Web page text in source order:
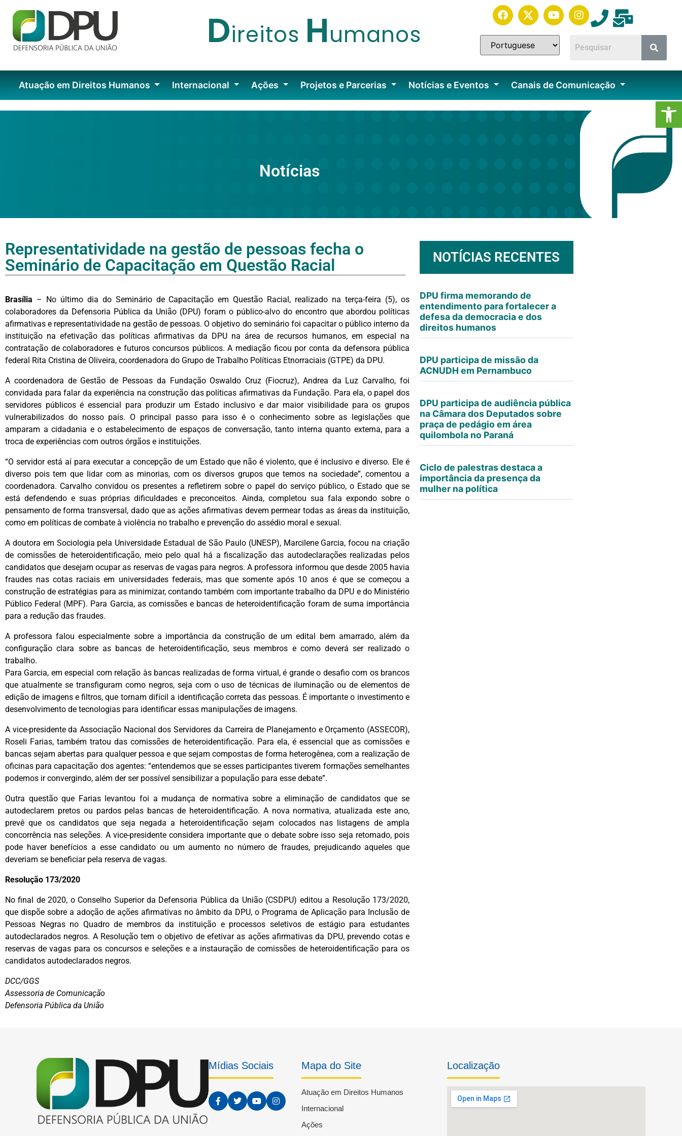
Direitos Humanos
Atuação em Direitos Humanos Internacional Ações Projetos e Parcerias Notícias e Eventos Canais de Comunicação
Notícias
Representatividade na gestão de pessoas fecha o
Seminário de Capacitação em Questão Racial
Brasília – No último dia do Seminário de Capacitação em Questão Racial, realizado na terça-feira (5), os
colaboradores da Defensoria Pública da União (DPU) foram o público-alvo do encontro que abordou políticas
afirmativas e representatividade na gestão de pessoas. O objetivo do seminário foi capacitar o público interno da
instituição na efetivação das políticas afirmativas da DPU na área de recursos humanos, em especial na
contratação de colaboradores e futuros concursos públicos. A mediação ficou por conta da defensora pública
federal Rita Cristina de Oliveira, coordenadora do Grupo de Trabalho Políticas Etnorraciais (GTPE) da DPU.
A coordenadora de Gestão de Pessoas da Fundação Oswaldo Cruz (Fiocruz), Andrea da Luz Carvalho, foi
convidada para falar da experiência na construção das políticas afirmativas da Fundação. Para ela, o papel dos
servidores públicos é essencial para produzir um Estado inclusivo e dar maior visibilidade para os grupos
vulnerabilizados do nosso país. O principal passo para isso é o conhecimento sobre as legislações que
amparam a cidadania e o estabelecimento de espaços de conversação, tanto interna quanto externa, para a
troca de experiências com outros órgãos e instituições.
“O servidor está aí para executar a concepção de um Estado que não é violento, que é inclusivo e diverso. Ele é
diverso pois tem que lidar com as minorias, com os diversos grupos que temos na sociedade”, comentou a
coordenadora. Carvalho convidou os presentes a refletirem sobre o papel do serviço público, o Estado que se
está defendendo e suas próprias dificuldades e preconceitos. Ainda, completou sua fala expondo sobre o
pensamento de forma transversal, dado que as ações afirmativas devem permear todas as áreas da instituição,
como em políticas de combate à violência no trabalho e prevenção do assédio moral e sexual.
A doutora em Sociologia pela Universidade Estadual de São Paulo (UNESP), Marcilene Garcia, focou na criação
de comissões de heteroidentificação, meio pelo qual há a fiscalização das autodeclarações realizadas pelos
candidatos que desejam ocupar as reservas de vagas para negros. A professora informou que desde 2005 havia
fraudes nas cotas raciais em universidades federais, mas que somente após 10 anos é que se começou a
construção de estratégias para as minimizar, contando também com importante trabalho da DPU e do Ministério
Público Federal (MPF). Para Garcia, as comissões e bancas de heteroidentificação foram de suma importância
para a redução das fraudes.
A professora falou especialmente sobre a importância da construção de um edital bem amarrado, além da
configuração clara sobre as bancas de heteroidentificação, seus membros e como deverá ser realizado o
trabalho.
Para Garcia, em especial com relação às bancas realizadas de forma virtual, é grande o desafio com os brancos
que atualmente se transfiguram como negros, seja com o uso de técnicas de iluminação ou de elementos de
edição de imagens e filtros, que tornam difícil a identificação correta das pessoas. É importante o investimento e
desenvolvimento de tecnologias para identificar essas manipulações de imagens.
A vice-presidente da Associação Nacional dos Servidores da Carreira de Planejamento e Orçamento (ASSECOR),
Roseli Farias, também tratou das comissões de heteroidentificação. Para ela, é essencial que as comissões e
bancas sejam abertas para qualquer pessoa e que sejam compostas de forma heterogênea, com a realização de
oficinas para capacitação dos agentes: “entendemos que se esses participantes tiverem formações semelhantes
podemos ir convergindo, além der ser possível sensibilizar a população para esse debate”.
Outra questão que Farias levantou foi a mudança de normativa sobre a eliminação de candidatos que se
autodeclarem pretos ou pardos pelas bancas de heteroidentificação. A nova normativa, atualizada este ano,
prevê que os candidatos que seja negada a heteroidentificação sejam colocados nas listagens de ampla
concorrência nas seleções. A vice-presidente considera importante que o debate sobre isso seja retomado, pois
pode haver benefícios a esse candidato ou um aumento no número de fraudes, prejudicando aqueles que
deveriam se beneficiar pela reserva de vagas.
Resolução 173/2020
No final de 2020, o Conselho Superior da Defensoria Pública da União (CSDPU) editou a Resolução 173/2020,
que dispõe sobre a adoção de ações afirmativas no âmbito da DPU, o Programa de Aplicação para Inclusão de
Pessoas Negras no Quadro de membros da instituição e processos seletivos de estágio para estudantes
autodeclarados negros. A Resolução tem o objetivo de efetivar as ações afirmativas da DPU, prevendo cotas e
reservas de vagas para os concursos e seleções e a instauração de comissões de heteroidentificação para os
candidatos autodeclarados negros.
DCC/GGS
Assessoria de Comunicação
Defensoria Pública da União
NOTÍCIAS RECENTES
DPU firma memorando de
entendimento para fortalecer a
defesa da democracia e dos
direitos humanos
DPU participa de missão da
ACNUDH em Pernambuco
DPU participa de audiência pública
na Câmara dos Deputados sobre
praça de pedágio em área
quilombola no Paraná
Ciclo de palestras destaca a
importância da presença da
mulher na política
Mídias Sociais Mapa do Site
Atuação em Direitos Humanos
Internacional
Ações
Localização